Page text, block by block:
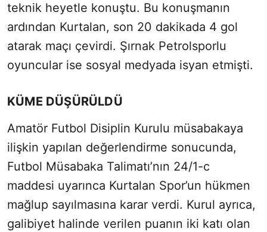
teknik heyetle konuştu. Bu konuşmanın
ardından Kurtalan, son 20 dakikada 4 gol
atarak maçı çevirdi. Şırnak Petrolsporlu
oyuncular ise sosyal medyada isyan etmişti.
KÜME DÜŞÜRÜLDÜ
Amatör Futbol Disiplin Kurulu müsabakaya
ilişkin yapılan değerlendirme sonucunda,
Futbol Müsabaka Talimatı’nın 24/1-c
maddesi uyarınca Kurtalan Spor’un hükmen
mağlup sayılmasına karar verdi. Kurul ayrıca,
galibiyet halinde verilen puanın iki katı olan